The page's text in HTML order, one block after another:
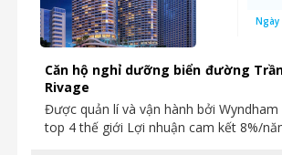
Căn hộ nghỉ dưỡng biển đường
Rivage
Được quản lí và vận hành bởi
top 4 thế giới Lợi nhuận cam kết 8%/
Ngày